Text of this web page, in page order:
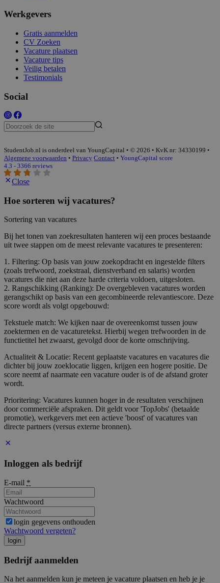
Werkgevers
Gratis aanmelden
CV Zoeken
Vacature plaatsen
Vacature tips
Veilig betalen
Testimonials
Social
StudentJob.nl is onderdeel van YoungCapital • © 2026 • KvK nr: 34330199 •
Algemene voorwaarden • Privacy Contact • YoungCapital score
4.3 - 3366 reviews
Close
Hoe sorteren wij vacatures?
Sortering van vacatures
Bij het tonen van zoekresultaten hanteren wij een proces bestaande
uit twee stappen om de meest relevante vacatures te presenteren:
1. Filtering: Op basis van jouw zoekopdracht en ingestelde filters
(zoals trefwoord, zoekstraal, dienstverband en salaris) worden
vacatures die niet aan deze harde criteria voldoen, uitgesloten.
2. Rangschikking (Ranking): De overgebleven vacatures worden
gerangschikt op basis van een gecombineerde relevantiescore. Deze
score wordt als volgt opgebouwd:
Tekstuele match: We kijken naar de overeenkomst tussen jouw
zoektermen en de vacaturetekst. Hierbij wegen trefwoorden in de
functietitel het zwaarst, gevolgd door de korte omschrijving.
Actualiteit & Locatie: Recent geplaatste vacatures en vacatures die
dichter bij jouw zoeklocatie liggen, krijgen een hogere positie. De
score neemt af naarmate een vacature ouder is of de afstand groter
wordt.
Prioritering: Vacatures kunnen hoger in de resultaten verschijnen
door commerciële afspraken. Dit geldt voor 'TopJobs' (betaalde
promotie), werkgevers met een actieve 'boost' of vacatures van
directe partners (versus externe bronnen).
Inloggen als bedrijf
E-mail *
Wachtwoord
login gegevens onthouden
Wachtwoord vergeten?
login
Bedrijf aanmelden
Na het aanmelden kun je meteen je vacature plaatsen en heb je je